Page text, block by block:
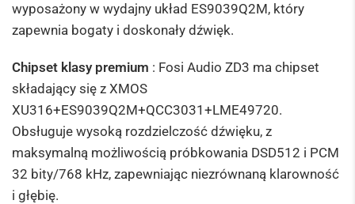
wyposażony w wydajny układ ES9039Q2M, który
zapewnia bogaty i doskonały dźwięk.
Chipset klasy premium : Fosi Audio ZD3 ma chipset
składający się z XMOS
XU316+ES9039Q2M+QCC3031+LME49720.
Obsługuje wysoką rozdzielczość dźwięku, z
maksymalną możliwością próbkowania DSD512 i PCM
32 bity/768 kHz, zapewniając niezrównaną klarowność
i głębię.